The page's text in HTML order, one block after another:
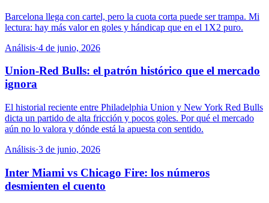
Barcelona llega con cartel, pero la cuota corta puede ser trampa. Mi
lectura: hay más valor en goles y hándicap que en el 1X2 puro.
Análisis·4 de junio, 2026
Union-Red Bulls: el patrón histórico que el mercado
ignora
El historial reciente entre Philadelphia Union y New York Red Bulls
dicta un partido de alta fricción y pocos goles. Por qué el mercado
aún no lo valora y dónde está la apuesta con sentido.
Análisis·3 de junio, 2026
Inter Miami vs Chicago Fire: los números
desmienten el cuento